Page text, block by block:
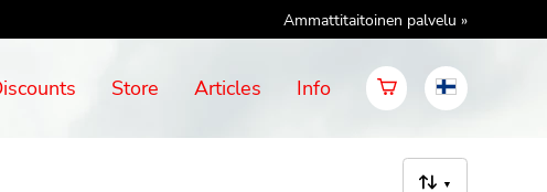
Ammattitaitoinen palvelu »
Store Articles Info
▼